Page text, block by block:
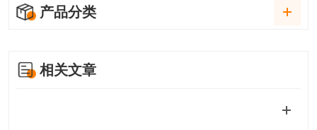
产品分类
相关文章